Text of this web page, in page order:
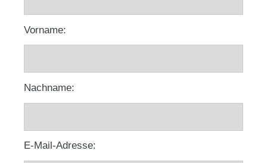
Vorname:
Nachname:
E-Mail-Adresse: